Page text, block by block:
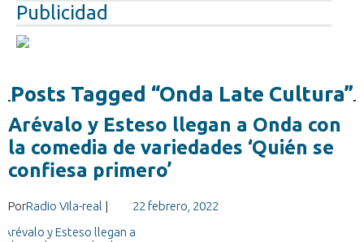
Publicidad
Posts Tagged “Onda Late Cultura”
Arévalo y Esteso llegan a Onda con
la comedia de variedades ‘Quién se
confiesa primero’
PorRadio Vila-real | 22 febrero, 2022